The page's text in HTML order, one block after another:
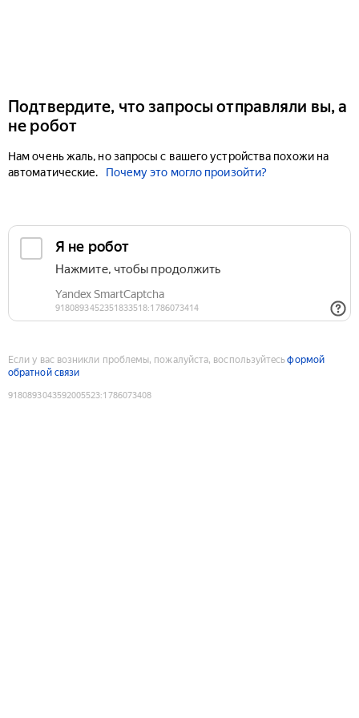
Подтвердите, что запросы отправляли вы, а
не робот
Нам очень жаль, но запросы с вашего устройства похожи на
автоматические.
Почему это могло произойти?
Если у вас возникли проблемы, пожалуйста, воспользуйтесьформой
обратной связи
9180893043592005523:1786073408